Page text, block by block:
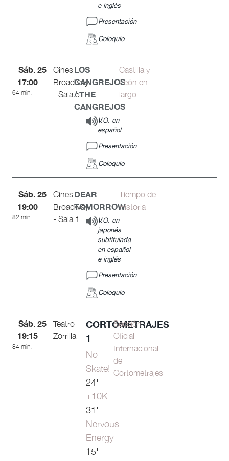
e inglés
Presentación
Coloquio
Sáb. 25
17:00
64 min.
Cines
Broadway
- Sala 5
LOS
CANGREJOS
/ THE
CANGREJOS
V.O. en
español
Presentación
Coloquio
Castilla y
León en
largo
Sáb. 25
19:00
82 min.
Cines
Broadway
- Sala 1
DEAR
TOMORROW
V.O. en
japonés
subtitulada
en español
e inglés
Presentación
Coloquio
Tiempo de
Historia
Sáb. 25
19:15
84 min.
Teatro
Zorrilla
CORTOMETRAJES
1
No
Skate!
24'
+10K
31'
Nervous
Energy
15'
Sección
Oficial
Internacional
de
Cortometrajes